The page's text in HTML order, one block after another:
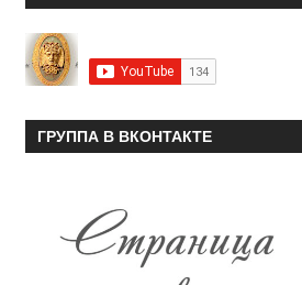
ГРУППА В ВКОНТАКТЕ